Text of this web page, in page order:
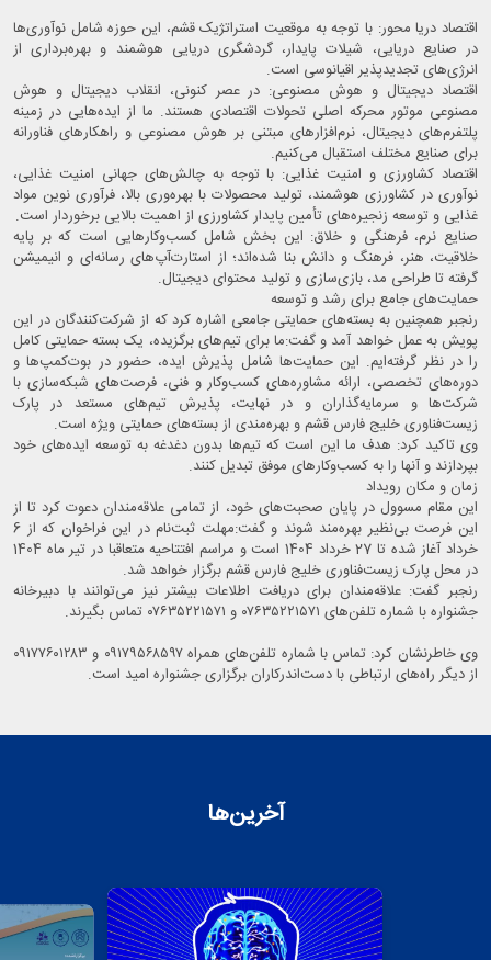
اقتصاد دریا محور: با توجه به موقعیت استراتژیک قشم، این حوزه شامل نوآوری‌ها
در صنایع دریایی، شیلات پایدار، گردشگری دریایی هوشمند و بهره‌برداری از
انرژی‌های تجدیدپذیر اقیانوسی است.
اقتصاد دیجیتال و هوش مصنوعی: در عصر کنونی، انقلاب دیجیتال و هوش
مصنوعی موتور محرکه اصلی تحولات اقتصادی هستند. ما از ایده‌هایی در زمینه
پلتفرم‌های دیجیتال، نرم‌افزارهای مبتنی بر هوش مصنوعی و راهکارهای فناورانه
برای صنایع مختلف استقبال می‌کنیم.
اقتصاد کشاورزی و امنیت غذایی: با توجه به چالش‌های جهانی امنیت غذایی،
نوآوری در کشاورزی هوشمند، تولید محصولات با بهره‌وری بالا، فرآوری نوین مواد
غذایی و توسعه زنجیره‌های تأمین پایدار کشاورزی از اهمیت بالایی برخوردار است.
صنایع نرم، فرهنگی و خلاق: این بخش شامل کسب‌وکارهایی است که بر پایه
خلاقیت، هنر، فرهنگ و دانش بنا شده‌اند؛ از استارت‌آپ‌های رسانه‌ای و انیمیشن
گرفته تا طراحی مد، بازی‌سازی و تولید محتوای دیجیتال.
حمایت‌های جامع برای رشد و توسعه
رنجبر همچنین به بسته‌های حمایتی جامعی اشاره کرد که از شرکت‌کنندگان در این
پویش به عمل خواهد آمد و گفت:ما برای تیم‌های برگزیده، یک بسته حمایتی کامل
را در نظر گرفته‌ایم. این حمایت‌ها شامل پذیرش ایده، حضور در بوت‌کمپ‌ها و
دوره‌های تخصصی، ارائه مشاوره‌های کسب‌وکار و فنی، فرصت‌های شبکه‌سازی با
شرکت‌ها و سرمایه‌گذاران و در نهایت، پذیرش تیم‌های مستعد در پارک
زیست‌فناوری خلیج فارس قشم و بهره‌مندی از بسته‌های حمایتی ویژه است.
وی تاکید کرد: هدف ما این است که تیم‌ها بدون دغدغه به توسعه ایده‌های خود
بپردازند و آنها را به کسب‌وکارهای موفق تبدیل کنند.
زمان و مکان رویداد
این مقام مسوول در پایان صحبت‌های خود، از تمامی علاقه‌مندان دعوت کرد تا از
این فرصت بی‌نظیر بهره‌مند شوند و گفت:مهلت ثبت‌نام در این فراخوان که از 6
خرداد آغاز شده تا 27 خرداد 1404 است و مراسم افتتاحیه متعاقبا در تیر ماه 1404
در محل پارک زیست‌فناوری خلیج فارس قشم برگزار خواهد شد.
رنجبر گفت: علاقه‌مندان برای دریافت اطلاعات بیشتر نیز می‌توانند با دبیرخانه
جشنواره با شماره تلفن‌های ۰۷۶۳۵۲۲۱۵۷۱ و ۰۷۶۳۵۲۲۱۵۷۱ تماس بگیرند.
وی خاطرنشان کرد: تماس با شماره تلفن‌های همراه ۰۹۱۷۹۵۶۸۵۹۷ و ۰۹۱۷۷۶۰۱۲۸۳
از دیگر راه‌های ارتباطی با دست‌اندرکاران برگزاری جشنواره امید است.
آخرین‌ها